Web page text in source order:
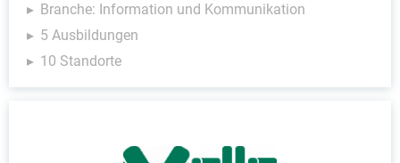
Branche: Information und Kommunikation
5 Ausbildungen
10 Standorte